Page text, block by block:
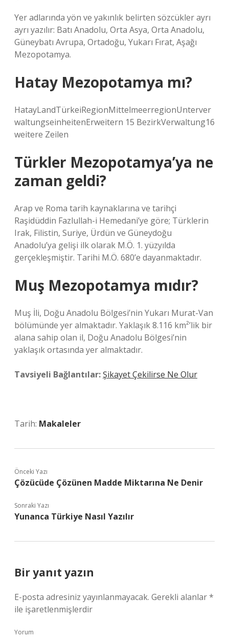
Yer adlarında yön ve yakınlık belirten sözcükler ayrı
ayrı yazılır: Batı Anadolu, Orta Asya, Orta Anadolu,
Güneybatı Avrupa, Ortadoğu, Yukarı Fırat, Aşağı
Mezopotamya.
Hatay Mezopotamya mı?
HatayLandTürkeiRegionMittelmeerregionUnterver
waltungseinheitenErweitern 15 BezirkVerwaltung16
weitere Zeilen
Türkler Mezopotamya’ya ne
zaman geldi?
Arap ve Roma tarih kaynaklarına ve tarihçi
Raşidüddin Fazlullah-i Hemedani’ye göre; Türklerin
Irak, Filistin, Suriye, Ürdün ve Güneydoğu
Anadolu’ya gelişi ilk olarak M.Ö. 1. yüzyılda
gerçekleşmiştir. Tarihi M.Ö. 680’e dayanmaktadır.
Muş Mezopotamya mıdır?
Muş İli, Doğu Anadolu Bölgesi’nin Yukarı Murat-Van
bölümünde yer almaktadır. Yaklaşık 8.116 km²’lik bir
alana sahip olan il, Doğu Anadolu Bölgesi’nin
yaklaşık ortasında yer almaktadır.
Tavsiyeli Bağlantılar: Şikayet Çekilirse Ne Olur
Tarih: Makaleler
Önceki Yazı
Çözücüde Çözünen Madde Miktarına Ne Denir
Sonraki Yazı
Yunanca Türkiye Nasıl Yazılır
Bir yanıt yazın
E-posta adresiniz yayınlanmayacak. Gerekli alanlar*
ile işaretlenmişlerdir
Yorum